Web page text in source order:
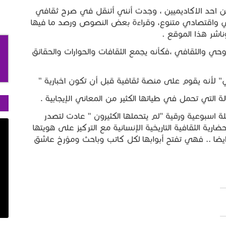
احد الاكاديميين ، وجدت أنني أتنقل في صرح ثقافي
واقتصادي متنوع، وقراءة بعض النصوص ورصد ما فيها
هذا الموقع .
والثقافي ،فكأنه يجمع الثقافات والحوارات والحقائق
لأنه يقوم على منصة ثقافية قبل أن تكون اخبارية "
تحمل في طياتها الكثير من المعاني الإيجابية .
اسبوعية ورقية "لم يتحملها الكثيرون " عادت لتصدر
الثقافية التاريخية الإنسانية مع التركيز على هويتها
ايضا .. فهي تفتح أبوابها لكل كاتب وباحث ومؤرخ عاشق